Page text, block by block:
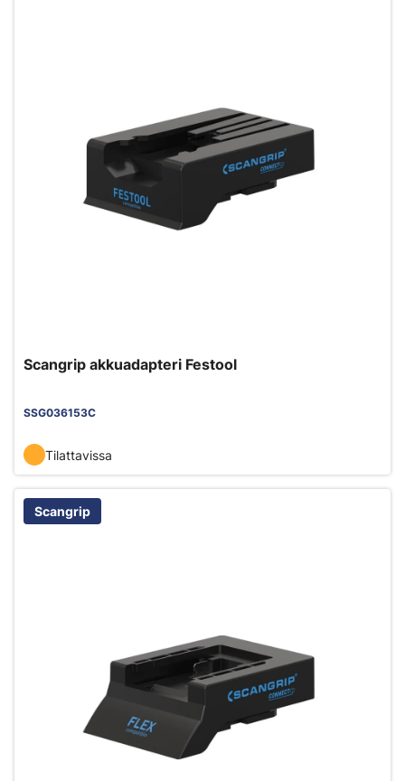
Scangrip akkuadapteri Festool
SSG036153C
Tilattavissa
Scangrip